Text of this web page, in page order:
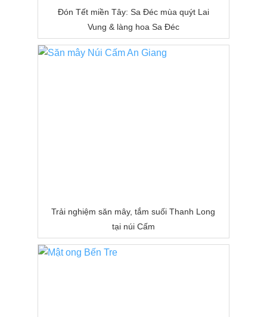
Đón Tết miền Tây: Sa Đéc mùa quýt Lai
Vung & làng hoa Sa Đéc
Trải nghiệm săn mây, tắm suối Thanh Long
tại núi Cấm